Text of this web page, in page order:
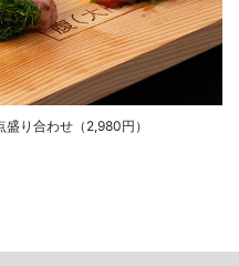
り合わせ（2,980円）